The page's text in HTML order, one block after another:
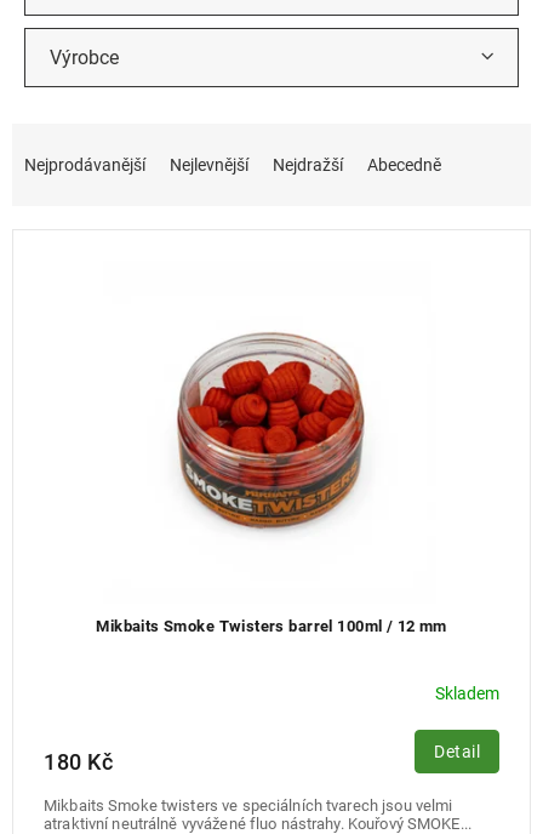
Nejprodávanější Nejlevnější Nejdražší Abecedně
Výrobce
Mikbaits Smoke Twisters barrel 100ml / 12 mm
Skladem
180 Kč Detail
Mikbaits Smoke twisters ve speciálních tvarech jsou velmi
atraktivní neutrálně vyvážené fluo nástrahy. Kouřový SMOKE...